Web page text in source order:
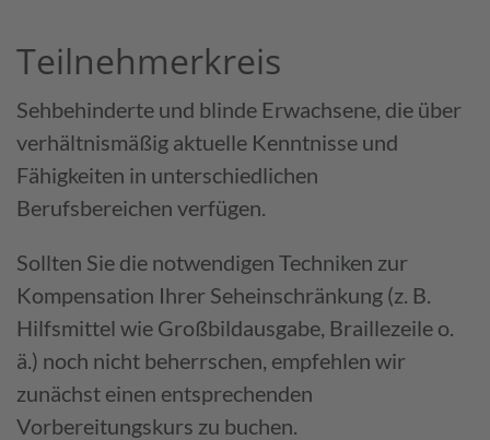
Teilnehmerkreis
Sehbehinderte und blinde Erwachsene, die über
verhältnismäßig aktuelle Kenntnisse und
Fähigkeiten in unterschiedlichen
Berufsbereichen verfügen.
Sollten Sie die notwendigen Techniken zur
Kompensation Ihrer Seheinschränkung (z. B.
Hilfsmittel wie Großbildausgabe, Braillezeile o.
ä.) noch nicht beherrschen, empfehlen wir
zunächst einen entsprechenden
Vorbereitungskurs zu buchen.